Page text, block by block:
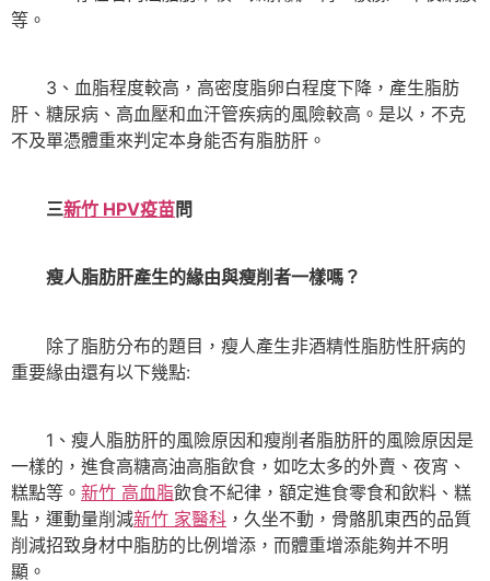
等。
3、血脂程度較高，高密度脂卵白程度下降，產生脂肪
肝、糖尿病、高血壓和血汗管疾病的風險較高。是以，不克
不及單憑體重來判定本身能否有脂肪肝。
三新竹 HPV疫苗問
瘦人脂肪肝產生的緣由與瘦削者一樣嗎？
除了脂肪分布的題目，瘦人產生非酒精性脂肪性肝病的
重要緣由還有以下幾點:
1、瘦人脂肪肝的風險原因和瘦削者脂肪肝的風險原因是
一樣的，進食高糖高油高脂飲食，如吃太多的外賣、夜宵、
糕點等。 新竹 高血脂飲食不紀律，額定進食零食和飲料、糕
點，運動量削減新竹 家醫科 ，久坐不動，骨骼肌東西的品質
削減招致身材中脂肪的比例增添，而體重增添能夠并不明
顯。